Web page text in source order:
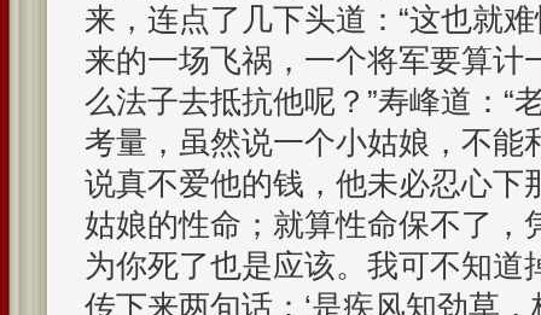
来，连点了几下头道：“这也就
来的一场飞祸，一个将军要算计
么法子去抵抗他呢？”寿峰道：“
考量，虽然说一个小姑娘，不能
说真不爱他的钱，他未必忍心下
姑娘的性命；就算性命保不了，
为你死了也是应该。我可不知道
传下来两句话：‘是疾风知劲草